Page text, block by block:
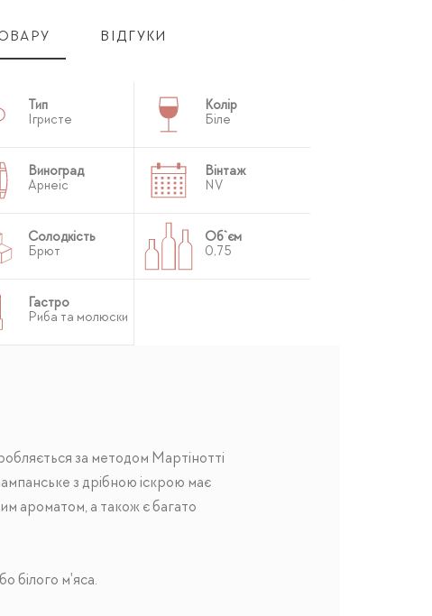
ВІДГУКИ
Тип
Ігристе
Колір
Біле
Виноград
Арнеіс
Вінтаж
NV
Солодкість
Брют
Об`єм
0,75
Гастро
Риба та молюски
за методом Мартінотті
з дрібною іскрою має
ароматом, а також є багато
білого м'яса.